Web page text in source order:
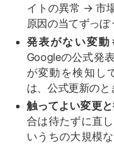
イトの異常 → 市
原因の当てずっぽ
発表がない変動
Googleの公式発
が変動を検知し
は、公式更新のと
触ってよい変更
合は待たずに直
いうちの大規模